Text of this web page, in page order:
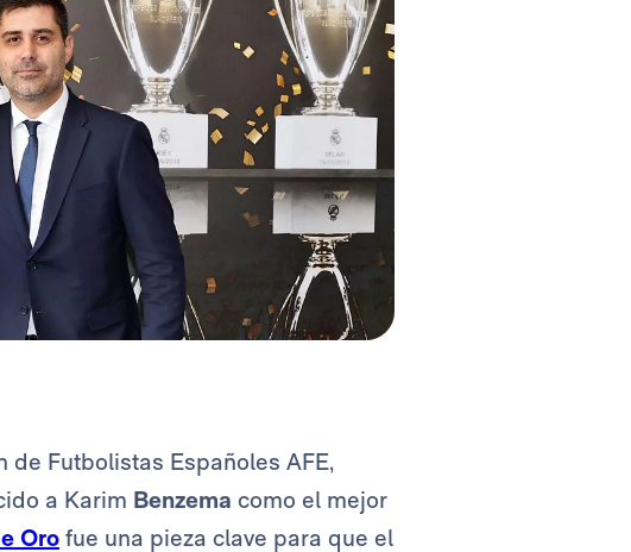
Futbolistas Españoles AFE,
a Karim Benzema como el mejor
Oro fue una pieza clave para que el